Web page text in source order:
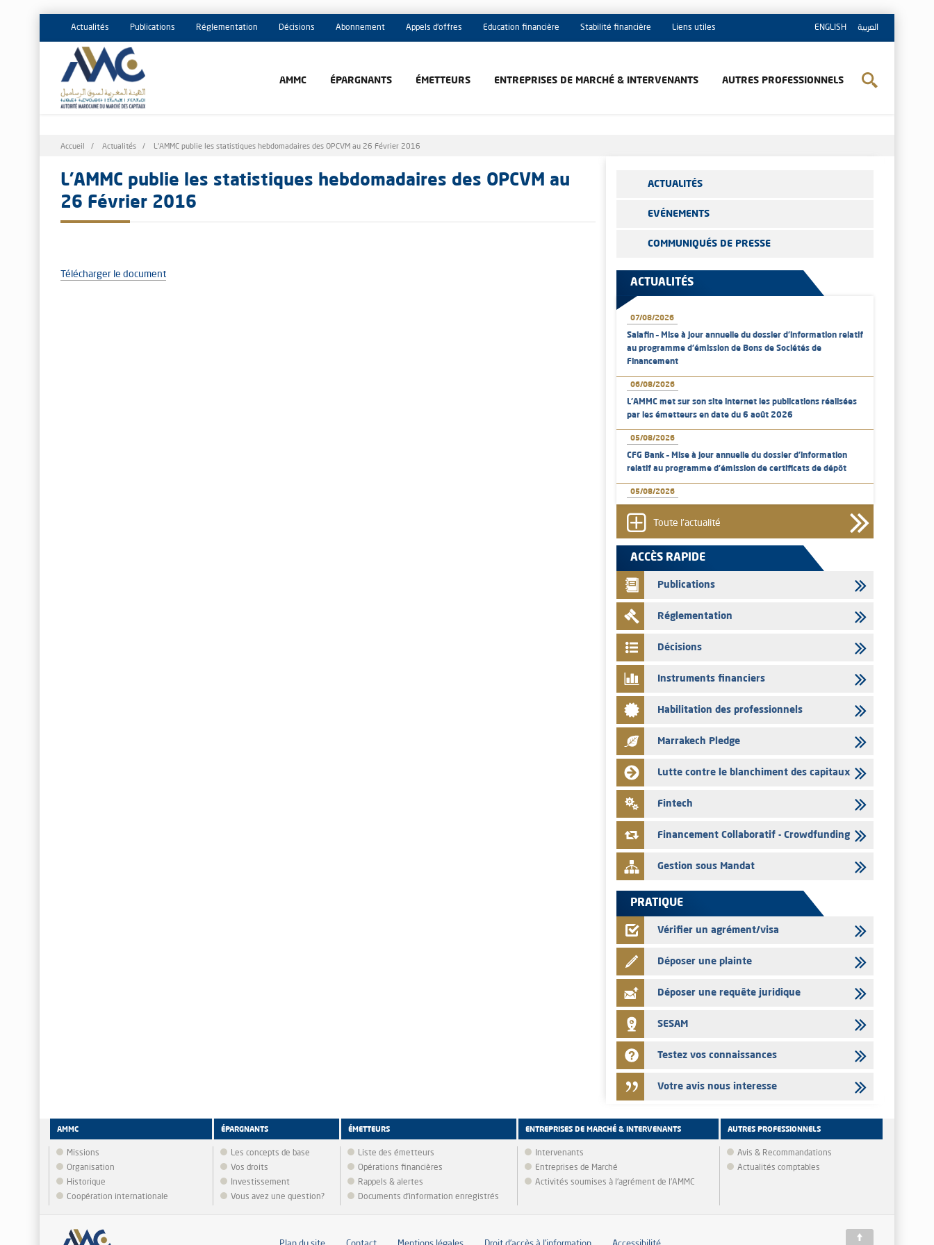
ENGLISH العربية Actualités Publications Réglementation Décisions Abonnement Appels d'offres Education financière Stabilité financière Liens utiles
AMMC ÉPARGNANTS ÉMETTEURS ENTREPRISES DE MARCHÉ & INTERVENANTS AUTRES PROFESSIONNELS
Fil
Accueil Actualités L'AMMC publie les statistiques hebdomadaires des OPCVM au 26 Février 2016
L'AMMC publie les statistiques hebdomadaires des OPCVM au
26 Février 2016
Télécharger le document
ACTUALITÉS
EVÉNEMENTS
COMMUNIQUÉS DE PRESSE
ACTUALITÉS
07/08/2026
Salafin – Mise à jour annuelle du dossier d’information relatif
au programme d'émission de Bons de Sociétés de
Financement
06/08/2026
L’AMMC met sur son site internet les publications réalisées
par les émetteurs en date du 6 août 2026
05/08/2026
CFG Bank – Mise à jour annuelle du dossier d’information
relatif au programme d'émission de certificats de dépôt
05/08/2026
relatif au programme d'émission de certificats de dépôt
05/08/2026
L’AMMC met sur son site internet les publications réalisées
par les émetteurs en date du 5 août 2026
04/08/2026
L’AMMC met sur son site internet les publications réalisées
par les émetteurs en date du 4 août 2026
03/08/2026
relatif au programme d'émission de certificats de dépôt
03/08/2026
L’AMMC met sur son site internet les publications réalisées
par les émetteurs en date du 3 août 2026
03/08/2026
Liste des agréments et visas d'OPCVM accordés par l'AMMC
pour le mois de juillet 2026
L' AMMC publie les indicateurs mensuels du marché des
Toute l'actualité
ACCÈS RAPIDE
Publications
Réglementation
Décisions
Instruments financiers
Habilitation des professionnels
Marrakech Pledge
Lutte contre le blanchiment des capitaux
Fintech
Financement Collaboratif - Crowdfunding
Gestion sous Mandat
PRATIQUE
Vérifier un agrément/visa
Déposer une plainte
Déposer une requête juridique
SESAM
Testez vos connaissances
Votre avis nous interesse
AMMC
Missions
Organisation
Historique
Coopération internationale
ÉPARGNANTS
Les concepts de base
Vos droits
Investissement
Vous avez une question?
ÉMETTEURS
Liste des émetteurs
Opérations financières
Rappels & alertes
Documents d’information enregistrés
ENTREPRISES DE MARCHÉ & INTERVENANTS
Intervenants
Entreprises de Marché
Activités soumises à l'agrément de l'AMMC
AUTRES PROFESSIONNELS
Avis & Recommandations
Actualités comptables